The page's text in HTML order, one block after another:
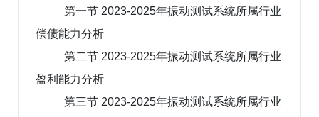
第一节 2023-2025年振动测试系统所属行业
偿债能力分析
第二节 2023-2025年振动测试系统所属行业
盈利能力分析
第三节 2023-2025年振动测试系统所属行业